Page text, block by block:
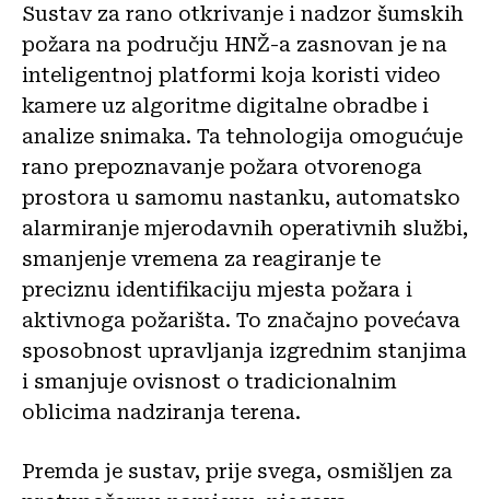
Sustav za rano otkrivanje i nadzor šumskih
požara na području HNŽ-a zasnovan je na
inteligentnoj platformi koja koristi video
kamere uz algoritme digitalne obradbe i
analize snimaka. Ta tehnologija omogućuje
rano prepoznavanje požara otvorenoga
prostora u samomu nastanku, automatsko
alarmiranje mjerodavnih operativnih službi,
smanjenje vremena za reagiranje te
preciznu identifikaciju mjesta požara i
aktivnoga požarišta. To značajno povećava
sposobnost upravljanja izgrednim stanjima
i smanjuje ovisnost o tradicionalnim
oblicima nadziranja terena.
Premda je sustav, prije svega, osmišljen za